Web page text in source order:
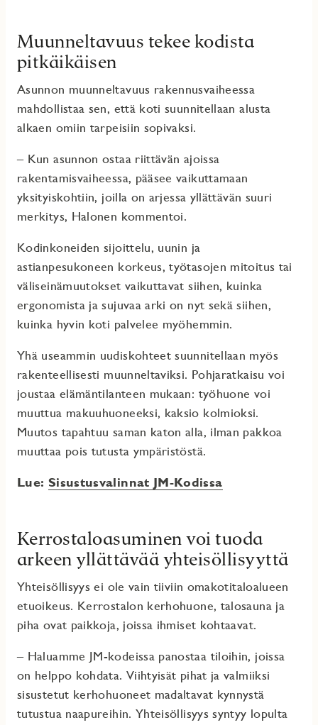
Muunneltavuus tekee kodista
pitkäikäisen
Asunnon muunneltavuus rakennusvaiheessa
mahdollistaa sen, että koti suunnitellaan alusta
alkaen omiin tarpeisiin sopivaksi.
– Kun asunnon ostaa riittävän ajoissa
rakentamisvaiheessa, pääsee vaikuttamaan
yksityiskohtiin, joilla on arjessa yllättävän suuri
merkitys, Halonen kommentoi.
Kodinkoneiden sijoittelu, uunin ja
astianpesukoneen korkeus, työtasojen mitoitus tai
väliseinämuutokset vaikuttavat siihen, kuinka
ergonomista ja sujuvaa arki on nyt sekä siihen,
kuinka hyvin koti palvelee myöhemmin.
Yhä useammin uudiskohteet suunnitellaan myös
rakenteellisesti muunneltaviksi. Pohjaratkaisu voi
joustaa elämäntilanteen mukaan: työhuone voi
muuttua makuuhuoneeksi, kaksio kolmioksi.
Muutos tapahtuu saman katon alla, ilman pakkoa
muuttaa pois tutusta ympäristöstä.
Lue: Sisustusvalinnat JM-Kodissa
Kerrostaloasuminen voi tuoda
arkeen yllättävää yhteisöllisyyttä
Yhteisöllisyys ei ole vain tiiviin omakotitaloalueen
etuoikeus. Kerrostalon kerhohuone, talosauna ja
piha ovat paikkoja, joissa ihmiset kohtaavat.
– Haluamme JM-kodeissa panostaa tiloihin, joissa
on helppo kohdata. Viihtyisät pihat ja valmiiksi
sisustetut kerhohuoneet madaltavat kynnystä
tutustua naapureihin. Yhteisöllisyys syntyy lopulta